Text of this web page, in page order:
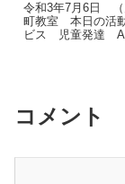
令和3年7月6日
町教室 本日の活
ビス 児童発達
コメント